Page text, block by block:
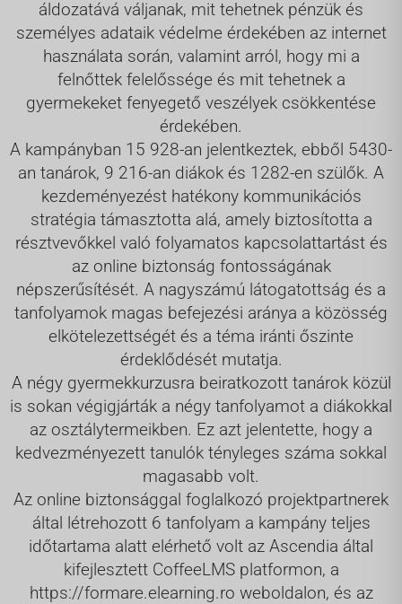
áldozatává váljanak, mit tehetnek pénzük és
személyes adataik védelme érdekében az internet
használata során, valamint arról, hogy mi a
felnőttek felelőssége és mit tehetnek a
gyermekeket fenyegető veszélyek csökkentése
érdekében.
A kampányban 15 928-an jelentkeztek, ebből 5430-
an tanárok, 9 216-an diákok és 1282-en szülők. A
kezdeményezést hatékony kommunikációs
stratégia támasztotta alá, amely biztosította a
résztvevőkkel való folyamatos kapcsolattartást és
az online biztonság fontosságának
népszerűsítését. A nagyszámú látogatottság és a
tanfolyamok magas befejezési aránya a közösség
elkötelezettségét és a téma iránti őszinte
érdeklődését mutatja.
A négy gyermekkurzusra beiratkozott tanárok közül
is sokan végigjárták a négy tanfolyamot a diákokkal
az osztálytermeikben. Ez azt jelentette, hogy a
kedvezményezett tanulók tényleges száma sokkal
magasabb volt.
Az online biztonsággal foglalkozó projektpartnerek
által létrehozott 6 tanfolyam a kampány teljes
időtartama alatt elérhető volt az Ascendia által
kifejlesztett CoffeeLMS platformon, a
https://formare.elearning.ro weboldalon, és az